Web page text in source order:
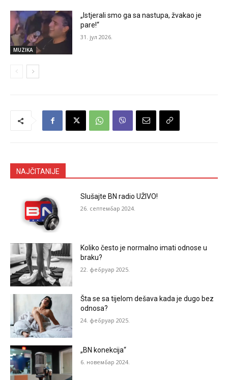
MUZIKA
„Istjerali smo ga sa nastupa, žvakao je
pare!“
31. јул 2026.
NAJČITANIJE
Slušajte BN radio UŽIVO!
26. септембар 2024.
Koliko često je normalno imati odnose u
braku?
22. фебруар 2025.
Šta se sa tijelom dešava kada je dugo bez
odnosa?
24. фебруар 2025.
„BN konekcija“
6. новембар 2024.